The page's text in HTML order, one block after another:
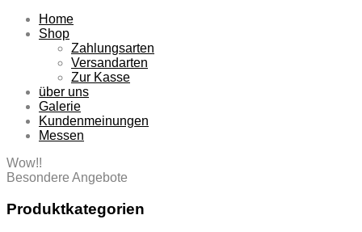
Home
Shop
Zahlungsarten
Versandarten
Zur Kasse
über uns
Galerie
Kundenmeinungen
Messen
Wow!!
Besondere Angebote
Produktkategorien